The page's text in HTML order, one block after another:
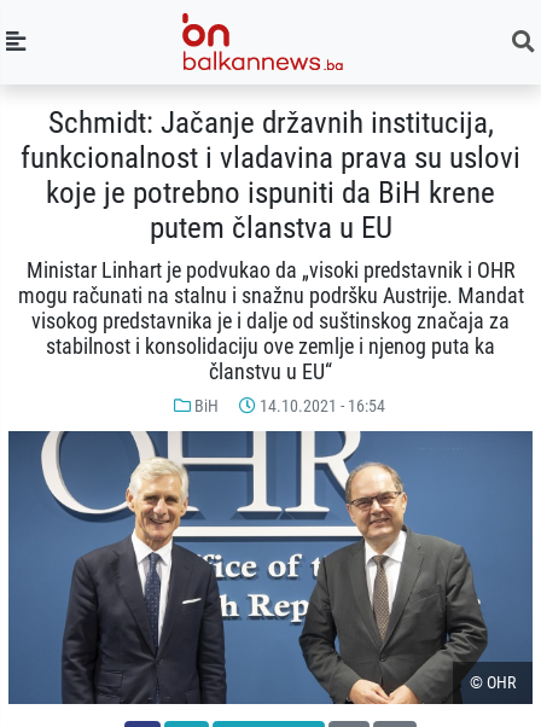
Schmidt: Jačanje državnih institucija,
funkcionalnost i vladavina prava su uslovi
koje je potrebno ispuniti da BiH krene
putem članstva u EU
Ministar Linhart je podvukao da „visoki predstavnik i OHR
mogu računati na stalnu i snažnu podršku Austrije. Mandat
visokog predstavnika je i dalje od suštinskog značaja za
stabilnost i konsolidaciju ove zemlje i njenog puta ka
članstvu u EU“
BiH 14.10.2021 - 16:54
© OHR